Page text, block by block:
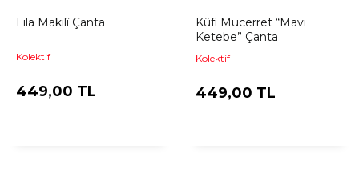
Lila Makılî Çanta
Kolektif
449,00 TL
Kûfi Mücerret “Mavi
Ketebe” Çanta
Kolektif
449,00 TL